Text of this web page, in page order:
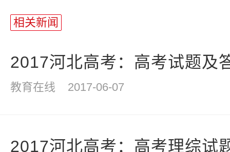
相关新闻
2017河北高考：高考试题及
教育在线 2017-06-07
2017河北高考：高考理综试